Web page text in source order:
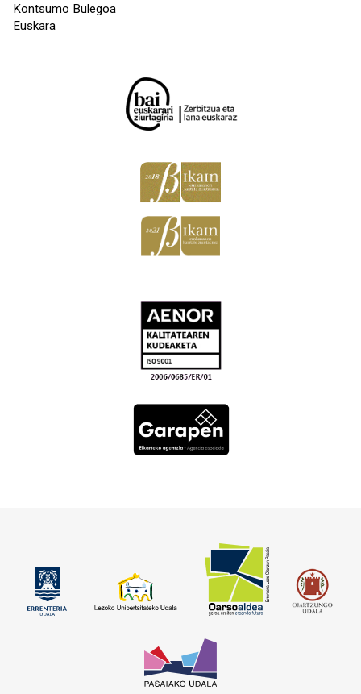
Kontsumo Bulegoa
Euskara